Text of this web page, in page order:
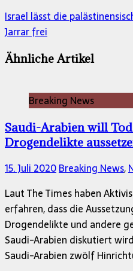
Israel lässt die
Jarrar frei
Ähnliche Artikel
Breaking News
Saudi-Arabien will
Drogendelikte
15. Juli 2020Breaking News,
Laut The Times haben
erfahren, dass die
Drogendelikte und andere
Saudi-Arabien diskutiert
Saudi-Arabien zwölf